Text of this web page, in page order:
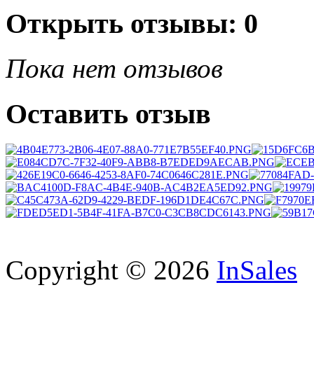
Открыть отзывы: 0
Пока нет отзывов
Оставить отзыв
Copyright © 2026 InSales